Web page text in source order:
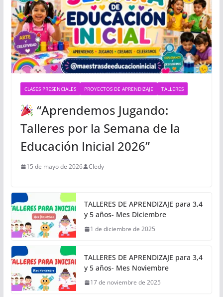
CLASES PRESENCIALES PROYECTOS DE APRENDIZAJE TALLERES
“Aprendemos Jugando:
Talleres por la Semana de la
Educación Inicial 2026”
15 de mayo de 2026 Cledy
TALLERES DE APRENDIZAJE para 3,4
y 5 años- Mes Diciembre
1 de diciembre de 2025
TALLERES DE APRENDIZAJE para 3,4
y 5 años- Mes Noviembre
17 de noviembre de 2025